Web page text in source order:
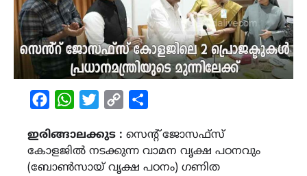
FacebookWhatsAppTwitterCopy
ഇരിങ്ങാലക്കുട : സെൻ്റ് ജോസഫ്സ്
കോളജിൽ നടക്കുന്ന വാമന വൃക്ഷ പഠനവും
(ബോൺസായ് വൃക്ഷ പഠനം) ഗണിത